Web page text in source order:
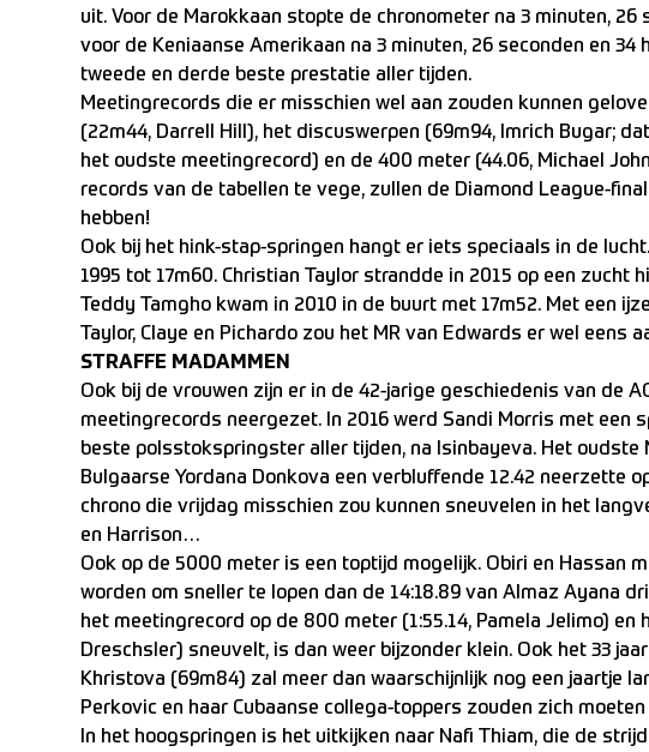
uit. Voor de Marokkaan stopte de chronometer na 3 minuten, 26
voor de Keniaanse Amerikaan na 3 minuten, 26 seconden en 34
tweede en derde beste prestatie aller tijden.
Meetingrecords die er misschien wel aan zouden kunnen
(22m44, Darrell Hill), het discuswerpen (69m94, Imrich Bugar;
het oudste meetingrecord) en de 400 meter (44.06, Michael
records van de tabellen te vege, zullen de Diamond League-
hebben!
Ook bij het hink-stap-springen hangt er iets speciaals in de
1995 tot 17m60. Christian Taylor strandde in 2015 op een zucht
Teddy Tamgho kwam in 2010 in de buurt met 17m52. Met een
Taylor, Claye en Pichardo zou het MR van Edwards er wel eens
STRAFFE MADAMMEN
Ook bij de vrouwen zijn er in de 42-jarige geschiedenis van de
meetingrecords neergezet. In 2016 werd Sandi Morris met een
beste polsstokspringster aller tijden, na Isinbayeva. Het oudste
Bulgaarse Yordana Donkova een verbluffende 12.42 neerzette
chrono die vrijdag misschien zou kunnen sneuvelen in het
en Harrison…
Ook op de 5000 meter is een toptijd mogelijk. Obiri en Hassan
worden om sneller te lopen dan de 14:18.89 van Almaz Ayana
het meetingrecord op de 800 meter (1:55.14, Pamela Jelimo) en
Dreschsler) sneuvelt, is dan weer bijzonder klein. Ook het 33
Khristova (69m84) zal meer dan waarschijnlijk nog een jaartje
Perkovic en haar Cubaanse collega-toppers zouden zich
In het hoogspringen is het uitkijken naar Nafi Thiam, die de